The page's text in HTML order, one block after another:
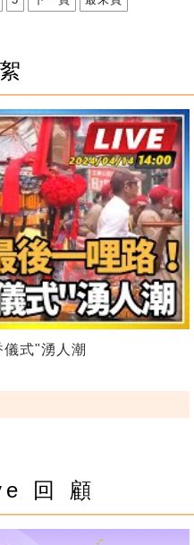
式"湧人潮
回 顧